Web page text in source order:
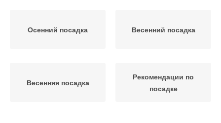
Осенний посадка Весенний посадка
Весенняя посадка
Рекомендации по
посадке